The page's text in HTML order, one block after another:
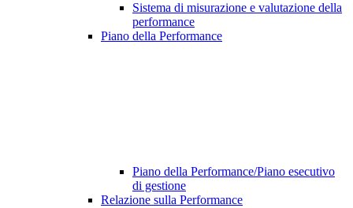
Sistema di misurazione e valutazione della
performance
Piano della Performance
Piano della Performance/Piano esecutivo
di gestione
Relazione sulla Performance